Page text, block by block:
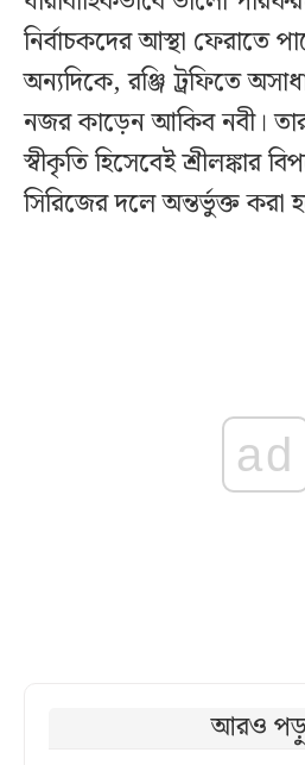
নির্বাচকদের আস্থা ফেরাতে
অন্যদিকে, রঞ্জি ট্রফিতে
নজর কাড়েন আকিব নবী।
স্বীকৃতি হিসেবেই শ্রীলঙ্কার
সিরিজের দলে অন্তর্ভুক্ত করা
ad
আরও